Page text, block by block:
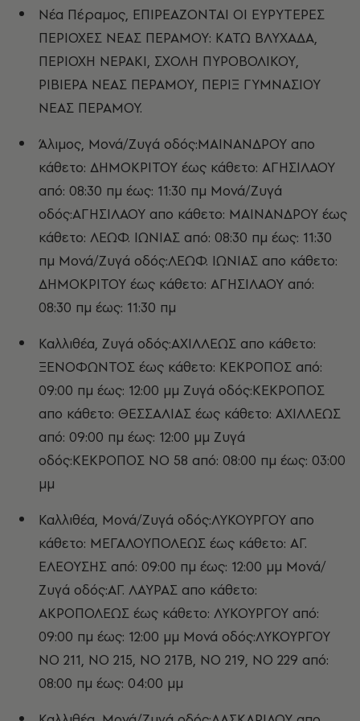
Νέα Πέραμος, ΕΠΙΡΕΑΖΟΝΤΑΙ ΟΙ ΕΥΡΥΤΕΡΕΣ
ΠΕΡΙΟΧΕΣ ΝΕΑΣ ΠΕΡΑΜΟΥ: ΚΑΤΩ ΒΛΥΧΑΔΑ,
ΠΕΡΙΟΧΗ ΝΕΡΑΚΙ, ΣΧΟΛΗ ΠΥΡΟΒΟΛΙΚΟΥ,
ΡΙΒΙΕΡΑ ΝΕΑΣ ΠΕΡΑΜΟΥ, ΠΕΡΙΞ ΓΥΜΝΑΣΙΟΥ
ΝΕΑΣ ΠΕΡΑΜΟΥ.
Άλιμος, Μονά/Ζυγά οδός:ΜΑΙΝΑΝΔΡΟΥ απο
κάθετο: ΔΗΜΟΚΡΙΤΟΥ έως κάθετο: ΑΓΗΣΙΛΑΟΥ
από: 08:30 πμ έως: 11:30 πμ Μονά/Ζυγά
οδός:ΑΓΗΣΙΛΑΟΥ απο κάθετο: ΜΑΙΝΑΝΔΡΟΥ έως
κάθετο: ΛΕΩΦ. ΙΩΝΙΑΣ από: 08:30 πμ έως: 11:30
πμ Μονά/Ζυγά οδός:ΛΕΩΦ. ΙΩΝΙΑΣ απο κάθετο:
ΔΗΜΟΚΡΙΤΟΥ έως κάθετο: ΑΓΗΣΙΛΑΟΥ από:
08:30 πμ έως: 11:30 πμ
Καλλιθέα, Ζυγά οδός:ΑΧΙΛΛΕΩΣ απο κάθετο:
ΞΕΝΟΦΩΝΤΟΣ έως κάθετο: ΚΕΚΡΟΠΟΣ από:
09:00 πμ έως: 12:00 μμ Ζυγά οδός:ΚΕΚΡΟΠΟΣ
απο κάθετο: ΘΕΣΣΑΛΙΑΣ έως κάθετο: ΑΧΙΛΛΕΩΣ
από: 09:00 πμ έως: 12:00 μμ Ζυγά
οδός:ΚΕΚΡΟΠΟΣ ΝΟ 58 από: 08:00 πμ έως: 03:00
μμ
Καλλιθέα, Μονά/Ζυγά οδός:ΛΥΚΟΥΡΓΟΥ απο
κάθετο: ΜΕΓΑΛΟΥΠΟΛΕΩΣ έως κάθετο: ΑΓ.
ΕΛΕΟΥΣΗΣ από: 09:00 πμ έως: 12:00 μμ Μονά/
Ζυγά οδός:ΑΓ. ΛΑΥΡΑΣ απο κάθετο:
ΑΚΡΟΠΟΛΕΩΣ έως κάθετο: ΛΥΚΟΥΡΓΟΥ από:
09:00 πμ έως: 12:00 μμ Μονά οδός:ΛΥΚΟΥΡΓΟΥ
ΝΟ 211, ΝΟ 215, ΝΟ 217Β, ΝΟ 219, ΝΟ 229 από:
08:00 πμ έως: 04:00 μμ